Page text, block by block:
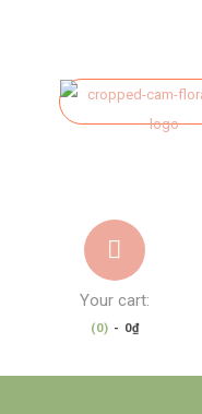
Your cart:
(0) - 0₫